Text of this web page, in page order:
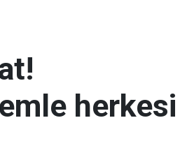
herkesi